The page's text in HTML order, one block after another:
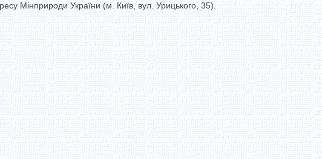
Мінприроди України (м. Київ, вул. Урицького, 35).